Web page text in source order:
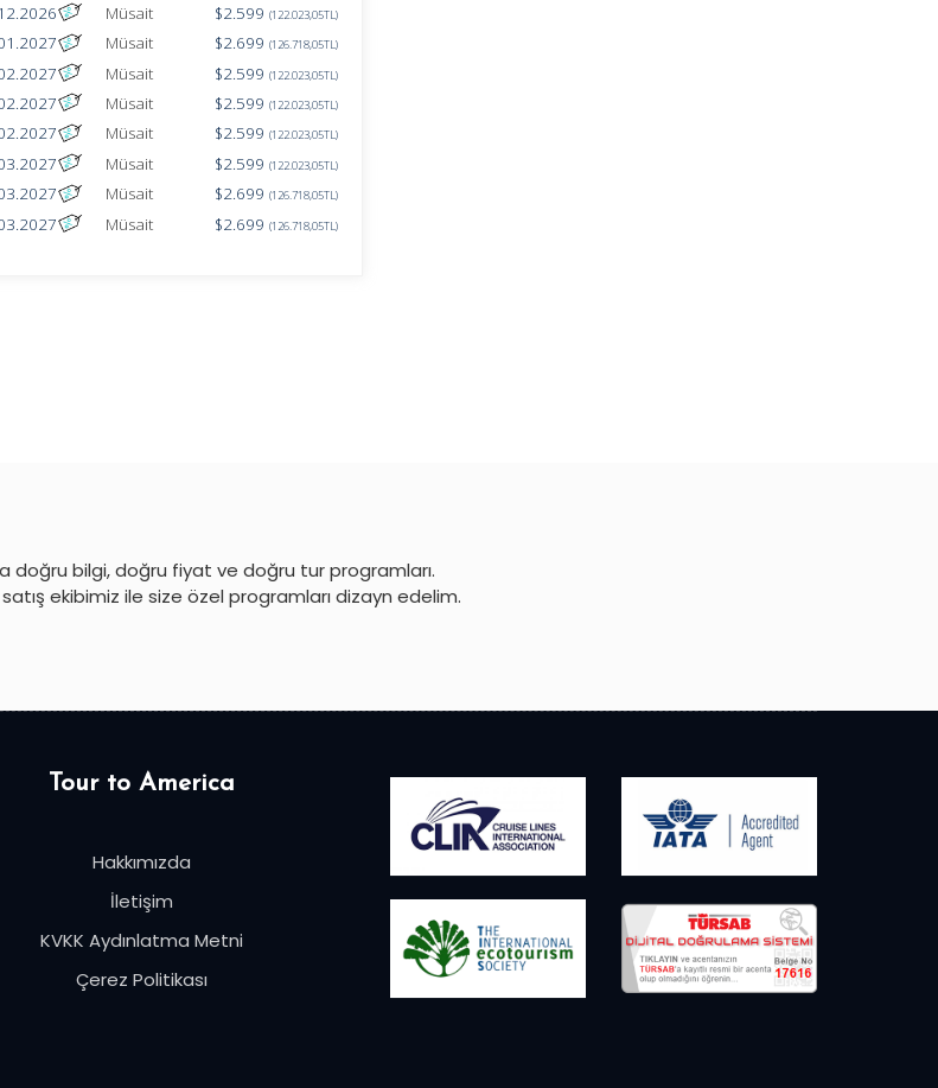
Müsait $2.599 (122.023,05TL)
Müsait $2.699 (126.718,05TL)
Müsait $2.599 (122.023,05TL)
Müsait $2.599 (122.023,05TL)
Müsait $2.599 (122.023,05TL)
Müsait $2.599 (122.023,05TL)
Müsait $2.699 (126.718,05TL)
Müsait $2.699 (126.718,05TL)
doğru bilgi, doğru fiyat ve doğru tur programları.
ekibimiz ile size özel programları dizayn edelim.
Tour to America
Hakkımızda
İletişim
KVKK Aydınlatma Metni
Çerez Politikası